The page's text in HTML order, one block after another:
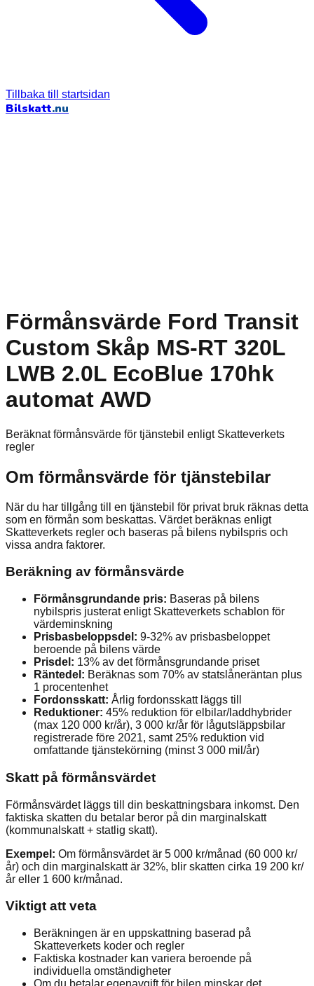
Tillbaka till startsidan
Bilskatt.nu
Förmånsvärde Ford Transit
Custom Skåp MS-RT 320L
LWB 2.0L EcoBlue 170hk
automat AWD
Beräknat förmånsvärde för tjänstebil enligt Skatteverkets
regler
Om förmånsvärde för tjänstebilar
När du har tillgång till en tjänstebil för privat bruk räknas detta
som en förmån som beskattas. Värdet beräknas enligt
Skatteverkets regler och baseras på bilens nybilspris och
vissa andra faktorer.
Beräkning av förmånsvärde
Förmånsgrundande pris: Baseras på bilens
nybilspris justerat enligt Skatteverkets schablon för
värdeminskning
Prisbasbeloppsdel: 9-32% av prisbasbeloppet
beroende på bilens värde
Prisdel: 13% av det förmånsgrundande priset
Räntedel: Beräknas som 70% av statslåneräntan plus
1 procentenhet
Fordonsskatt: Årlig fordonsskatt läggs till
Reduktioner: 45% reduktion för elbilar/laddhybrider
(max 120 000 kr/år), 3 000 kr/år för lågutsläppsbilar
registrerade före 2021, samt 25% reduktion vid
omfattande tjänstekörning (minst 3 000 mil/år)
Skatt på förmånsvärdet
Förmånsvärdet läggs till din beskattningsbara inkomst. Den
faktiska skatten du betalar beror på din marginalskatt
(kommunalskatt + statlig skatt).
Exempel: Om förmånsvärdet är 5 000 kr/månad (60 000 kr/
år) och din marginalskatt är 32%, blir skatten cirka 19 200 kr/
år eller 1 600 kr/månad.
Viktigt att veta
Beräkningen är en uppskattning baserad på
Skatteverkets koder och regler
Faktiska kostnader kan variera beroende på
individuella omständigheter
Om du betalar egenavgift för bilen minskar det